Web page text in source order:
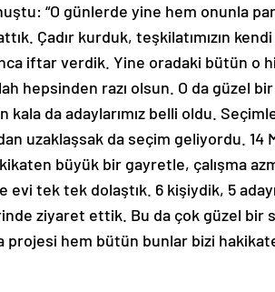
“O günlerde yine hem onunla
Çadır kurduk, teşkilatımızın
iftar verdik. Yine oradaki bütün o
hepsinden razı olsun. O da güzel
kala da adaylarımız belli oldu.
uzaklaşsak da seçim geliyordu. 14
büyük bir gayretle, çalışma
evi tek tek dolaştık. 6 kişiydik, 5
ziyaret ettik. Bu da çok güzel bir
projesi hem bütün bunlar bizi